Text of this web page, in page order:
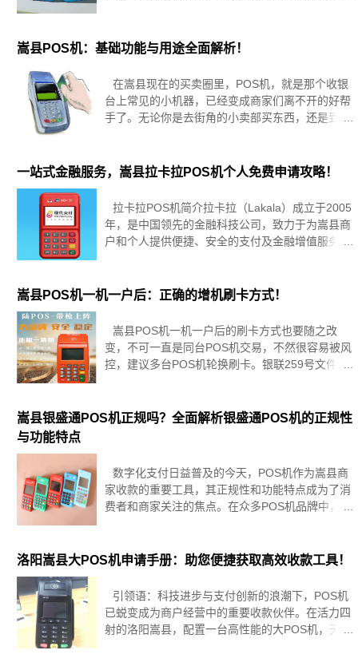
往银行营业网点
嵩县POS机：基础功能与用途全面解析！
在嵩县现在的买卖圈里，POS机，就是那个收银
台上常见的小机器，已经变成商家们离不开的好帮
手了。无论你是去街角的小卖部买东西，还是到热
多，也让买东西变得更舒心。接下来
一站式金融服务，嵩县拉卡拉POS机个人免费申请攻略！
拉卡拉POS机简介拉卡拉（Lakala）成立于2005
年，是中国领先的金融科技公司，致力于为嵩县商
户和个人提供便捷、安全的支付及金融增值服务，
工具。拉卡拉
嵩县POS机一机一户后：正确的增机刷卡方式！
嵩县POS机一机一户后的刷卡方式也要随之改
变，不可一直是同台POS机交易，不然很容易被风
控，建议多台POS机轮换刷卡。银联259号文件新
个，同一个POS机品
嵩县银盛通POS机正规吗？全面解析银盛通POS机的正规性
与功能特点
数字化支付日益普及的今天，POS机作为嵩县商
家收款的重要工具，其正规性和功能特点成为了消
费者和商家关注的焦点。在众多POS机品牌中，银
规吗接下来，我们将从多个
洛阳嵩县大POS机申请手册：助您便捷获取高效收款工具！
引领语：科技进步与支付创新的浪潮下，POS机
已蜕变成为商户经营中的重要收款伙伴。在活力四
射的洛阳嵩县，配置一台高性能的大POS机，无疑